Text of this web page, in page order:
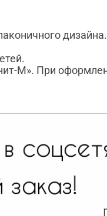
М». При